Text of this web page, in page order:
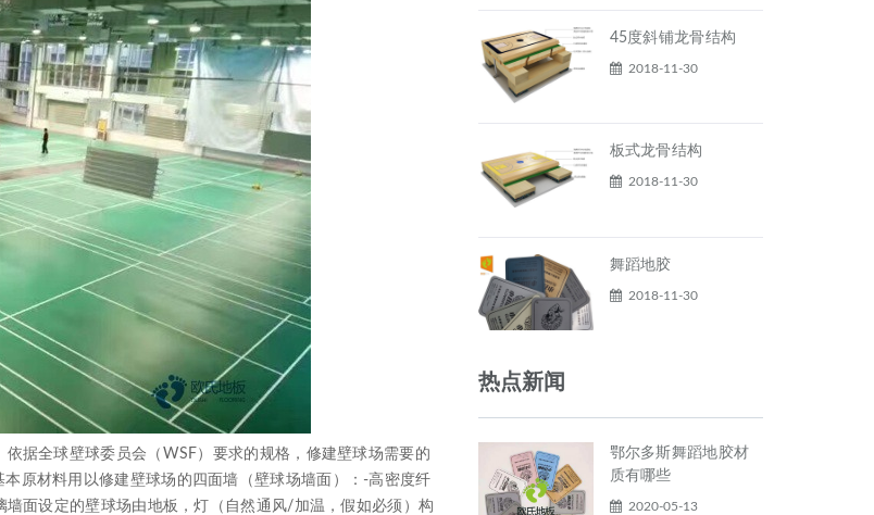
全球壁球委员会（WSF）要求的规格，修建壁球场需要的
原材料用以修建壁球场的四面墙（壁球场墙面）：-高密度纤
面设定的壁球场由地板，灯（自然通风/加温，假如必须）构
45度斜铺龙骨结构
2018-11-30
板式龙骨结构
2018-11-30
舞蹈地胶
2018-11-30
热点新闻
鄂尔多斯舞蹈地胶材
质有哪些
2020-05-13